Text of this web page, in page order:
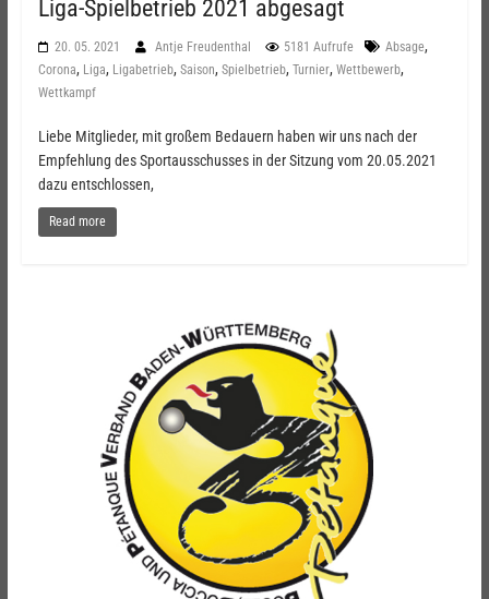
Liga-Spielbetrieb 2021 abgesagt
20. 05. 2021 Antje Freudenthal 5181 Aufrufe Absage,
Corona, Liga, Ligabetrieb, Saison, Spielbetrieb, Turnier, Wettbewerb,
Wettkampf
Liebe Mitglieder, mit großem Bedauern haben wir uns nach der
Empfehlung des Sportausschusses in der Sitzung vom 20.05.2021
dazu entschlossen,
Read more